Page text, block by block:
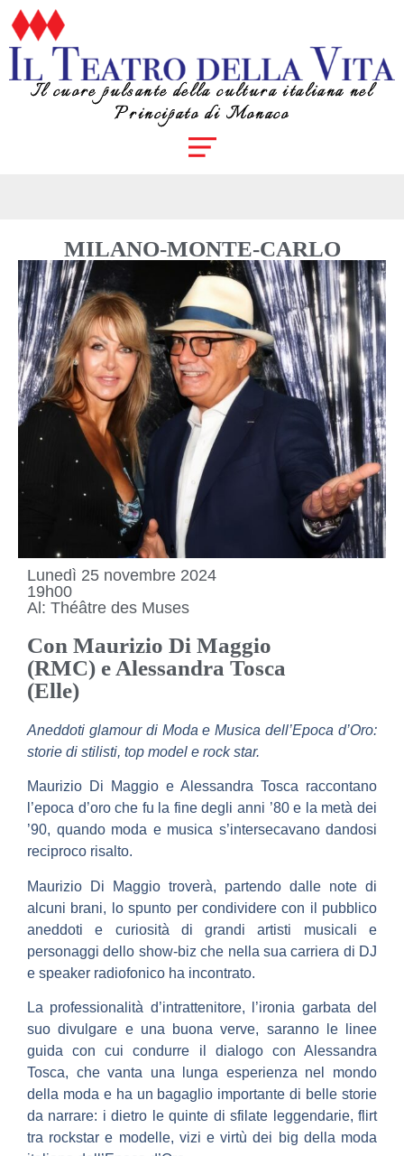
Il cuore pulsante della cultura italiana nel
Principato di Monaco
MILANO-MONTE-CARLO
Lunedì 25 novembre 2024
19h00
Al: Théâtre des Muses
Con Maurizio Di Maggio
(RMC) e Alessandra Tosca
(Elle)
Aneddoti glamour di Moda e Musica dell’Epoca d’Oro:
storie di stilisti, top model e rock star.
Maurizio Di Maggio e Alessandra Tosca raccontano
l’epoca d’oro che fu la fine degli anni ’80 e la metà dei
’90, quando moda e musica s’intersecavano dandosi
reciproco risalto.
Maurizio Di Maggio troverà, partendo dalle note di
alcuni brani, lo spunto per condividere con il pubblico
aneddoti e curiosità di grandi artisti musicali e
personaggi dello show-biz che nella sua carriera di DJ
e speaker radiofonico ha incontrato.
La professionalità d’intrattenitore, l’ironia garbata del
suo divulgare e una buona verve, saranno le linee
guida con cui condurre il dialogo con Alessandra
Tosca, che vanta una lunga esperienza nel mondo
della moda e ha un bagaglio importante di belle storie
da narrare: i dietro le quinte di sfilate leggendarie, flirt
tra rockstar e modelle, vizi e virtù dei big della moda